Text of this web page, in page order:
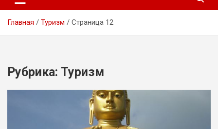
Главная Туризм Страница 12
Рубрика: Туризм